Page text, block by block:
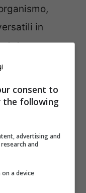
in
un
consumati.
questo
quasi
di questo
potrebbero
consent to
the following
advertising and
and
a device